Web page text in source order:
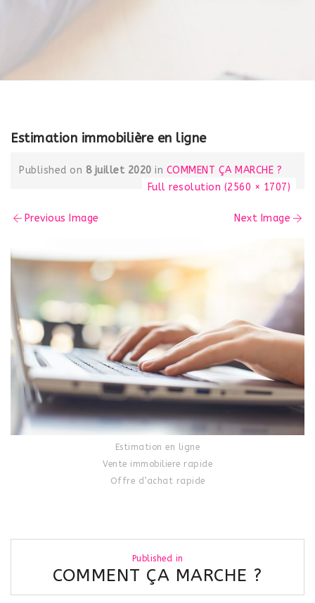
Estimation immobilière en ligne
Published on 8 juillet 2020 in COMMENT ÇA MARCHE ?
Full resolution (2560 × 1707)
Previous Image Next Image
Estimation en ligne
Vente immobiliere rapide
Offre d’achat rapide
l’article
Published in
COMMENT ÇA MARCHE ?